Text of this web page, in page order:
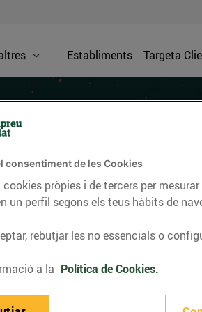
Establiments Targeta
amb peixper donar un toc especial
consentiment de les Cookies
pròpies i de tercers per
un perfil segons els teus hàbits de
rebutjar les no essencials o
a la Política de Cookies.